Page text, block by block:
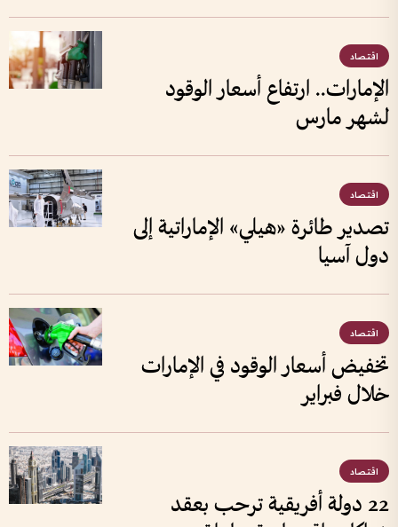
اقتصاد
الإمارات.. ارتفاع أسعار الوقود
لشهر مارس
اقتصاد
تصدير طائرة «هيلي» الإماراتية إلى
دول آسيا
اقتصاد
تخفيض أسعار الوقود في الإمارات
خلال فبراير
اقتصاد
22 دولة أفريقية ترحب بعقد